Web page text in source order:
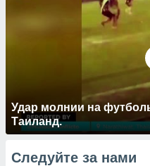
Удар молнии на
Таиланд.
Следуйте за нами